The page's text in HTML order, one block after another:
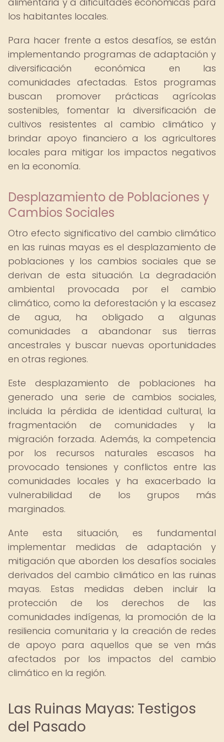
los habitantes locales.
Para hacer frente a estos desafíos, se están
implementando programas de adaptación y
diversificación económica en las
comunidades afectadas. Estos programas
buscan promover prácticas agrícolas
sostenibles, fomentar la diversificación de
cultivos resistentes al cambio climático y
brindar apoyo financiero a los agricultores
locales para mitigar los impactos negativos
en la economía.
Desplazamiento de Poblaciones y
Cambios Sociales
Otro efecto significativo del cambio climático
en las ruinas mayas es el desplazamiento de
poblaciones y los cambios sociales que se
derivan de esta situación. La degradación
ambiental provocada por el cambio
climático, como la deforestación y la escasez
de agua, ha obligado a algunas
comunidades a abandonar sus tierras
ancestrales y buscar nuevas oportunidades
en otras regiones.
Este desplazamiento de poblaciones ha
generado una serie de cambios sociales,
incluida la pérdida de identidad cultural, la
fragmentación de comunidades y la
migración forzada. Además, la competencia
por los recursos naturales escasos ha
provocado tensiones y conflictos entre las
comunidades locales y ha exacerbado la
vulnerabilidad de los grupos más
marginados.
Ante esta situación, es fundamental
implementar medidas de adaptación y
mitigación que aborden los desafíos sociales
derivados del cambio climático en las ruinas
mayas. Estas medidas deben incluir la
protección de los derechos de las
comunidades indígenas, la promoción de la
resiliencia comunitaria y la creación de redes
de apoyo para aquellos que se ven más
afectados por los impactos del cambio
climático en la región.
Las Ruinas Mayas: Testigos
del Pasado